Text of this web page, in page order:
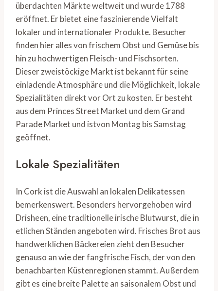
überdachten Märkte weltweit und wurde 1788
eröffnet. Er bietet eine faszinierende Vielfalt
lokaler und internationaler Produkte. Besucher
finden hier alles von frischem Obst und Gemüse bis
hin zu hochwertigen Fleisch- und Fischsorten.
Dieser zweistöckige Markt ist bekannt für seine
einladende Atmosphäre und die Möglichkeit, lokale
Spezialitäten direkt vor Ort zu kosten. Er besteht
aus dem Princes Street Market und dem Grand
Parade Market und istvon Montag bis Samstag
geöffnet.
Lokale Spezialitäten
In Cork ist die Auswahl an lokalen Delikatessen
bemerkenswert. Besonders hervorgehoben wird
Drisheen, eine traditionelle irische Blutwurst, die in
etlichen Ständen angeboten wird. Frisches Brot aus
handwerklichen Bäckereien zieht den Besucher
genauso an wie der fangfrische Fisch, der von den
benachbarten Küstenregionen stammt. Außerdem
gibt es eine breite Palette an saisonalem Obst und